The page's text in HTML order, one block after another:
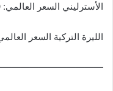
الأسترليني السعر العالمي: 100 باوند = 130,87 دولار
الليرة التركية السعر العالمي: 100 دولار = 737,07 ليرة